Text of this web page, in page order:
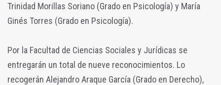
Trinidad Morillas Soriano (Grado en Psicología) y María
Ginés Torres (Grado en Psicología).
Por la Facultad de Ciencias Sociales y Jurídicas se
entregarán un total de nueve reconocimientos. Lo
recogerán Alejandro Araque García (Grado en Derecho),